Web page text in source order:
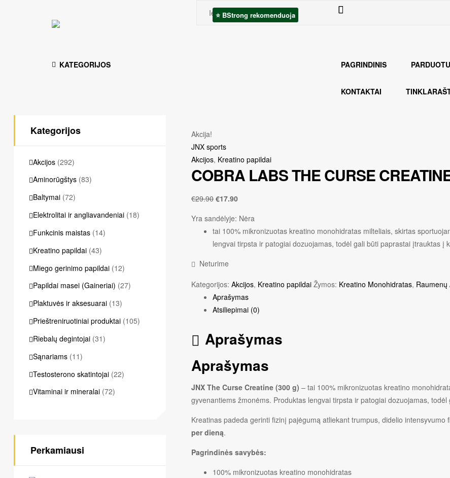
KATEGORIJOS PAGRINDINIS
KONTAKTAI
Akcija!
JNX sports
Akcijos, Kreatino papildai
COBRA LABS THE CURSE
€29.90 €17.90
Yra sandėlyje: Nėra
tai 100% mikronizuotas kreatino monohidratas milteliais, skirtas
lengvai tirpsta ir patogiai dozuojamas, todėl gali būti paprastai įtrauktas į
Neturime
Kategorijos: Akcijos, Kreatino papildai Žymos: Kreatino Monohidratas, Raumenų
Aprašymas
Atsiliepimai (0)
Aprašymas
Aprašymas
JNX The Curse Creatine (300 g) – tai 100% mikronizuotas kreatino
gyvenantiems žmonėms. Produktas lengvai tirpsta ir patogiai dozuojamas,
Kreatinas padeda gerinti fizinį pajėgumą atliekant trumpus, didelio
per dieną.
Pagrindinės savybės:
100% mikronizuotas kreatino monohidratas
⭐ BStrong rekomenduoja
⭐ BStrong rekomenduoja
Kategorijos
Akcijos (292)
Aminorūgštys (83)
Baltymai (72)
Elektrolitai ir angliavandeniai (18)
Funkcinis maistas (14)
Kreatino papildai (43)
Miego gerinimo papildai (12)
Papildai masei (Gaineriai) (27)
Plaktuvės ir aksesuarai (13)
Prieštreniruotiniai produktai (105)
Riebalų degintojai (31)
Sąnariams (11)
Testosterono skatintojai (22)
Vitaminai ir mineralai (72)
Perkamiausi